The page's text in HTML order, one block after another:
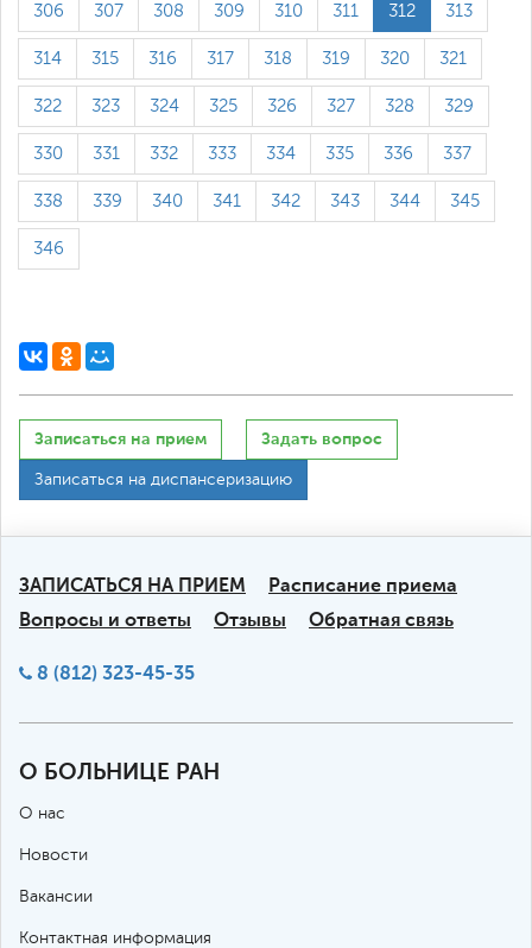
306 307 308 309 310 311 312 313
314 315 316 317 318 319 320 321
322 323 324 325 326 327 328 329
330 331 332 333 334 335 336 337
338 339 340 341 342 343 344 345
346
Записаться на прием Задать вопрос
Записаться на диспансеризацию
ЗАПИСАТЬСЯ НА ПРИЕМ
Расписание приема
Вопросы и ответы
Отзывы Обратная связь
8 (812) 323-45-35
О БОЛЬНИЦЕ РАН
О нас
Новости
Вакансии
Контактная информация